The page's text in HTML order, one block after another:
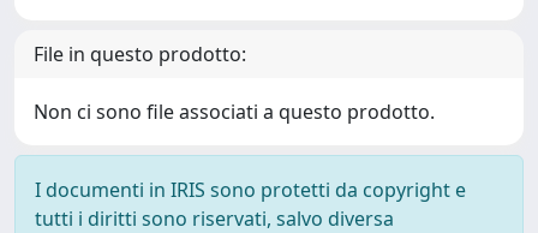
File in questo prodotto:
Non ci sono file associati a questo prodotto.
I documenti in IRIS sono protetti da copyright e
tutti i diritti sono riservati, salvo diversa